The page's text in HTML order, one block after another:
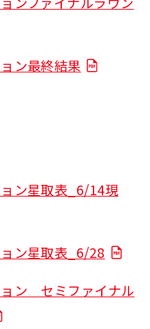
ン最終結果
ン星取表_6/14現
ン星取表_6/28
ン セミファイナル